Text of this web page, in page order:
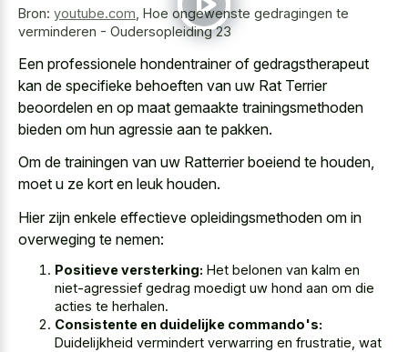
Bron: youtube.com Hoe ongewenste gedragingen te
verminderen - Oudersopleiding 23
Een professionele hondentrainer of gedragstherapeut
kan de specifieke behoeften van uw Rat Terrier
beoordelen en op maat gemaakte trainingsmethoden
bieden om hun agressie aan te pakken.
Om de trainingen van uw Ratterrier boeiend te houden,
moet u ze kort en leuk houden.
Hier zijn enkele effectieve opleidingsmethoden om in
overweging te nemen:
Positieve versterking: Het belonen van kalm en
niet-agressief gedrag moedigt uw hond aan om die
acties te herhalen.
Consistente en duidelijke commando's:
Duidelijkheid vermindert verwarring en frustratie, wat